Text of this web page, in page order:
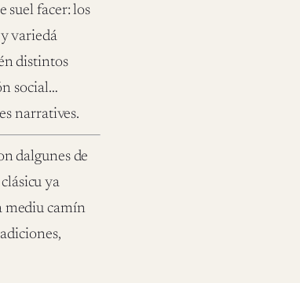
suel facer: los
variedá
distintos
social…
narratives.
dalgunes de
ya
mediu camín